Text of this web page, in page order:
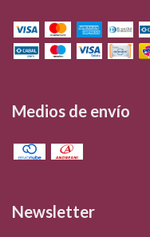
Medios de envío
Newsletter